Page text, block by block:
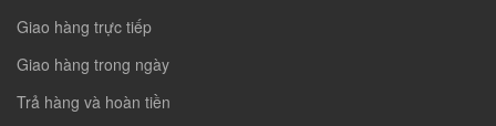
Giao hàng trực tiếp
Giao hàng trong ngày
Trả hàng và hoàn tiền